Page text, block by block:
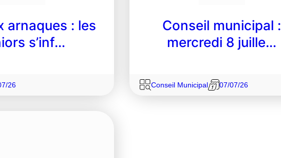
arnaques : les
s’inf…
26
Conseil municipal :
mercredi 8 juille…
Conseil Municipal 07/07/26